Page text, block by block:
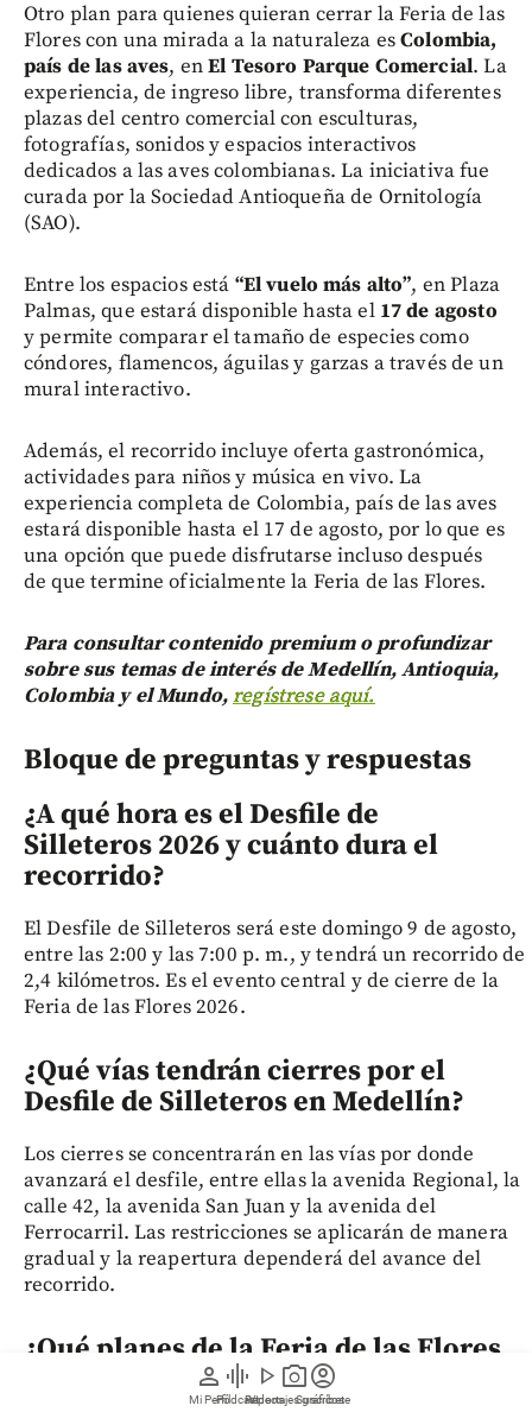
person
Mi Perfil
graphic_eq
Pódcast
play_arrow
Videos
photo_camera
Reportajes gráficos
account_circle
Suscríbete
Otro plan para quienes quieran cerrar la Feria de las
Flores con una mirada a la naturaleza esColombia,
país de las aves, enEl Tesoro Parque Comercial. La
experiencia, de ingreso libre, transforma diferentes
plazas del centro comercial con esculturas,
fotografías, sonidos y espacios interactivos
dedicados a las aves colombianas. La iniciativa fue
curada por la Sociedad Antioqueña de Ornitología
(SAO).
Entre los espacios está “El vuelo más alto”, en Plaza
Palmas, que estará disponible hasta el 17 de agosto
y permite comparar el tamaño de especies como
cóndores, flamencos, águilas y garzas a través de un
mural interactivo.
Además, el recorrido incluye oferta gastronómica,
actividades para niños y música en vivo. La
experiencia completa de Colombia, país de las aves
estará disponible hasta el 17 de agosto, por lo que es
una opción que puede disfrutarse incluso después
de que termine oficialmente la Feria de las Flores.
Para consultar contenido premium o profundizar
sobre sus temas de interés de Medellín, Antioquia,
Colombia y el Mundo,regístrese aquí.
Bloque de preguntas y respuestas
¿A qué hora es el Desfile de
Silleteros 2026 y cuánto dura el
recorrido?
El Desfile de Silleteros será este domingo 9 de agosto,
entre las 2:00 y las 7:00 p. m., y tendrá un recorrido de
2,4 kilómetros. Es el evento central y de cierre de la
Feria de las Flores 2026.
¿Qué vías tendrán cierres por el
Desfile de Silleteros en Medellín?
Los cierres se concentrarán en las vías por donde
avanzará el desfile, entre ellas la avenida Regional, la
calle 42, la avenida San Juan y la avenida del
Ferrocarril. Las restricciones se aplicarán de manera
gradual y la reapertura dependerá del avance del
recorrido.
¿Qué planes de la Feria de las Flores
siguen disponibles después del 9 de